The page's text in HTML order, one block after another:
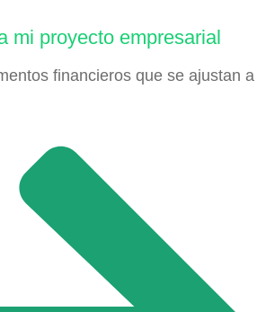
mi proyecto empresarial
financieros que se ajustan a